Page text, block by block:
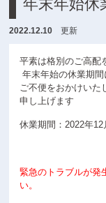
年末年始休
2022.12.10 更新
平素は格別のご高配
年末年始の休業期間
ご不便をおかけいた
申し上げます
休業期間：2022年12
緊急のトラブルが発
い。